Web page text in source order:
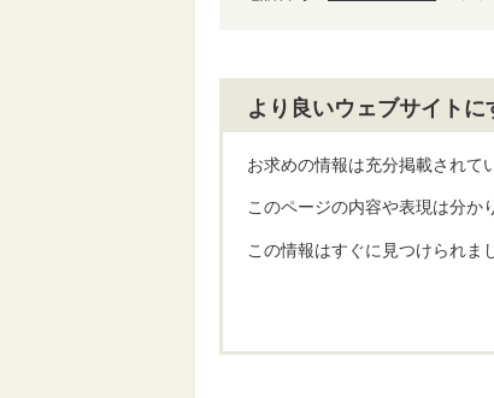
より良いウェブサイト
お求めの情報は充分掲載されて
このページの内容や表現は分か
この情報はすぐに見つけられま